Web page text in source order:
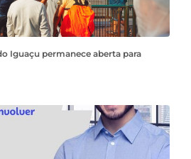
Iguaçu permanece aberta para